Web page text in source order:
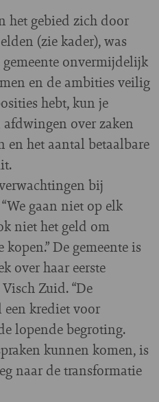
het gebied zich door
(zie kader), was
onvermijdelijk
en de ambities veilig
hebt, kun je
over zaken
en het aantal betaalbare
bij
gaan niet op elk
niet het geld om
De gemeente is
over haar eerste
Zuid. “De
een krediet voor
lopende begroting.
kunnen komen, is
naar de transformatie